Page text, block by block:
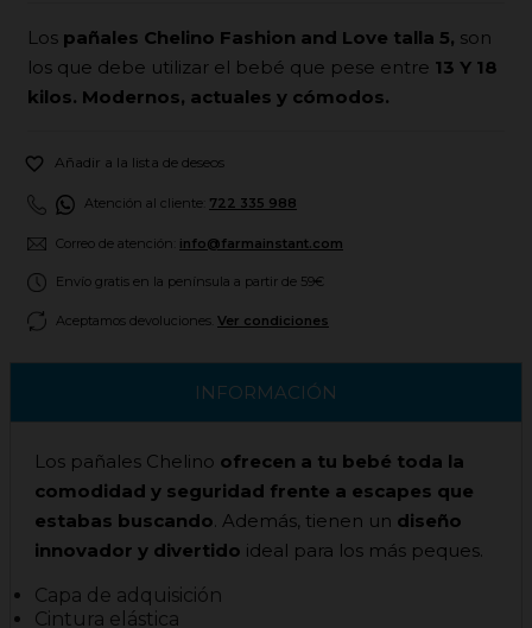
Los pañales Chelino Fashion and Love talla 5, son
los que debe utilizar el bebé que pese entre 13 Y 18
kilos. Modernos, actuales y cómodos.
 Añadir a la lista de deseos
Atención al cliente: 722 335 988
Correo de atención: info@farmainstant.com
Envío gratis en la península a partir de 59€
Aceptamos devoluciones. Ver condiciones
INFORMACIÓN
Los pañales Chelino ofrecen a tu bebé toda la
comodidad y seguridad frente a escapes que
estabas buscando. Además, tienen un diseño
innovador y divertido ideal para los más peques.
Capa de adquisición
Cintura elástica